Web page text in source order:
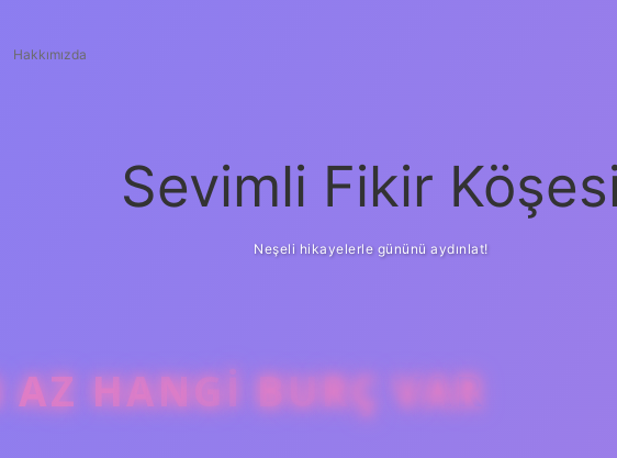
Hakkımızda
Sevimli Fikir
Neşeli hikayelerle gününü aydınlat!
HANGI BURÇ VAR